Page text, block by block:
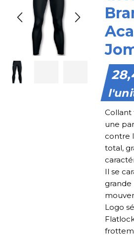
Collant
une
contre
total,
Il se
Logo